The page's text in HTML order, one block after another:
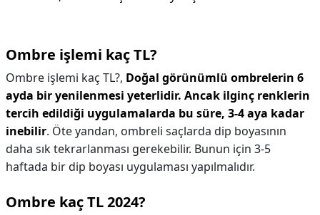
Ombre işlemi kaç TL?
Ombre işlemi kaç TL?, Doğal görünümlü ombrelerin 6
ayda bir yenilenmesi yeterlidir. Ancak ilginç renklerin
tercih edildiği uygulamalarda bu süre, 3-4 aya kadar
inebilir. Öte yandan, ombreli saçlarda dip boyasının
daha sık tekrarlanması gerekebilir. Bunun için 3-5
haftada bir dip boyası uygulaması yapılmalıdır.
Ombre kaç TL 2024?